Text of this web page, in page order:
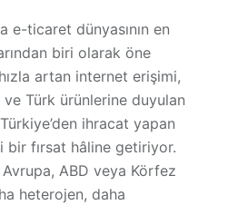
e-ticaret dünyasının en
biri olarak öne
artan internet erişimi,
Türk ürünlerine duyulan
ihracat yapan
bir fırsat hâline getiriyor.
ABD veya Körfez
heterojen, daha